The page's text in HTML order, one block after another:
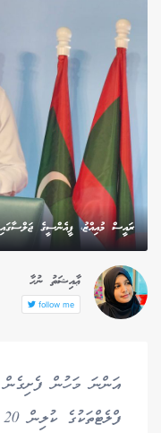
ރައީސް މުއިއްޒު، ޕީއެންސީގެ
ޢާއިޝަތު ނުހާ
follow me
އަންނަ މަހުން ފެށިގެން